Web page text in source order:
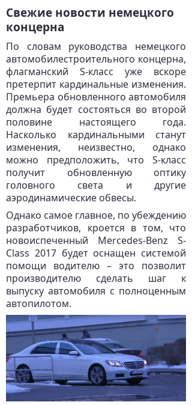
Свежие новости немецкого
концерна
По словам руководства немецкого
автомобилестроительного концерна,
флагманский S-класс уже вскоре
претерпит кардинальные изменения.
Премьера обновленного автомобиля
должна будет состояться во второй
половине настоящего года.
Насколько кардинальными станут
изменения, неизвестно, однако
можно предположить, что S-класс
получит обновленную оптику
головного света и другие
аэродинамические обвесы.
Однако самое главное, по убеждению
разработчиков, кроется в том, что
новоиспеченный Mercedes-Benz S-
Class 2017 будет оснащен системой
помощи водителю – это позволит
производителю сделать шаг к
выпуску автомобиля с полноценным
автопилотом.